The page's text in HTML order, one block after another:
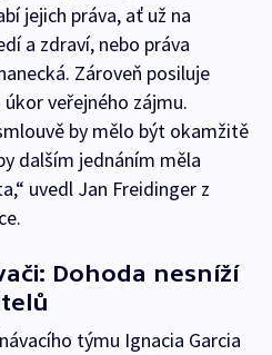
jejich práva, ať už na
a zdraví, nebo práva
Zároveň posiluje
veřejného zájmu.
by mělo být okamžitě
dalším jednáním měla
uvedl Jan Freidinger z
Dohoda nesníží
týmu Ignacia Garcia